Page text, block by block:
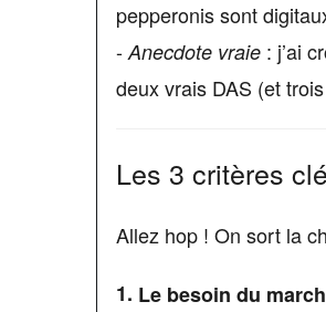
pepperonis sont
-Anecdote vraie: j’ai
deux vrais DAS (et
Les 3 critères
Allez hop ! On sort la
Le besoin du